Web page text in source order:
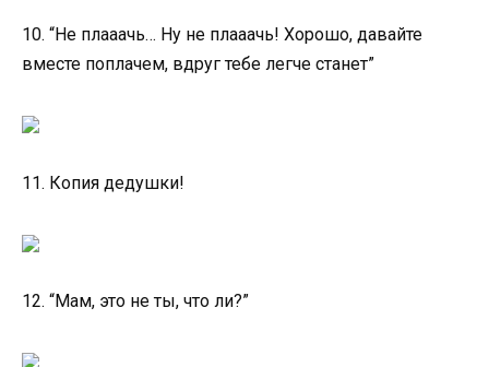
10. “Не плааачь… Ну не плааачь! Хорошо, давайте
вместе поплачем, вдруг тебе легче станет”
11. Копия дедушки!
12. “Мам, это не ты, что ли?”